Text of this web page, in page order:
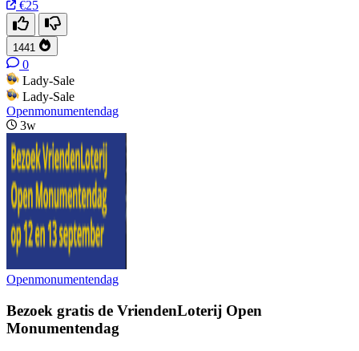
€25
1441
0
Lady-Sale
Lady-Sale
Openmonumentendag
3w
Openmonumentendag
Bezoek gratis de VriendenLoterij Open
Monumentendag